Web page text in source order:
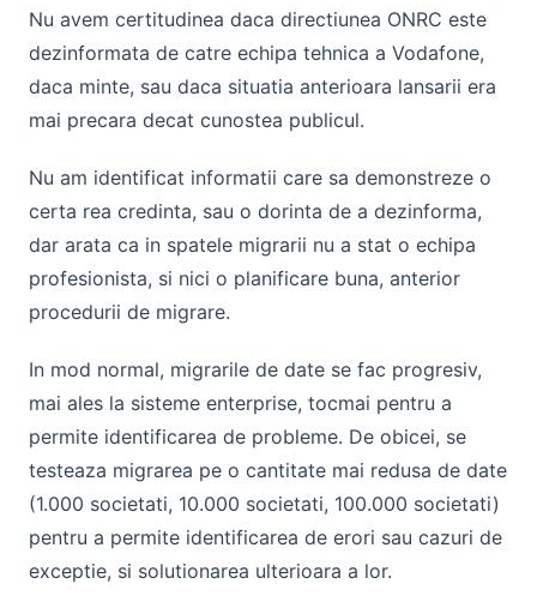
Nu avem certitudinea daca directiunea ONRC este
dezinformata de catre echipa tehnica a Vodafone,
daca minte, sau daca situatia anterioara lansarii era
mai precara decat cunostea publicul.
Nu am identificat informatii care sa demonstreze o
certa rea credinta, sau o dorinta de a dezinforma,
dar arata ca in spatele migrarii nu a stat o echipa
profesionista, si nici o planificare buna, anterior
procedurii de migrare.
In mod normal, migrarile de date se fac progresiv,
mai ales la sisteme enterprise, tocmai pentru a
permite identificarea de probleme. De obicei, se
testeaza migrarea pe o cantitate mai redusa de date
(1.000 societati, 10.000 societati, 100.000 societati)
pentru a permite identificarea de erori sau cazuri de
exceptie, si solutionarea ulterioara a lor.